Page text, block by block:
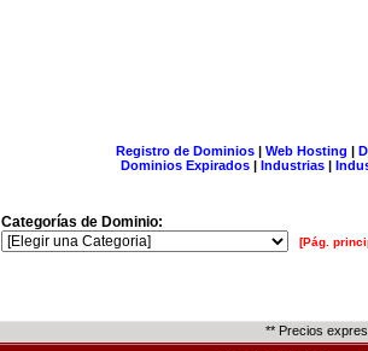
Registro de Dominios| Web Hosting |
Dominios Expirados | Industrias |
Categorías de Dominio:
[Pág.
** Precios